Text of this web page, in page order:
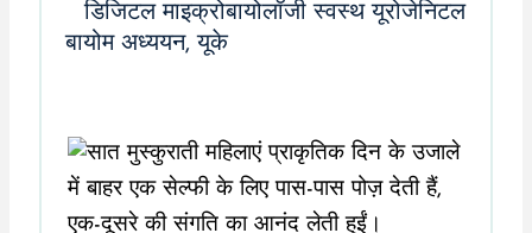
डिजिटल माइक्रोबायोलॉजी स्वस्थ यूरोजेनिटल
बायोम अध्ययन, यूके